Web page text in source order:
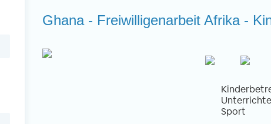
Ghana - Freiwilligenarbeit Afrika -
Sport